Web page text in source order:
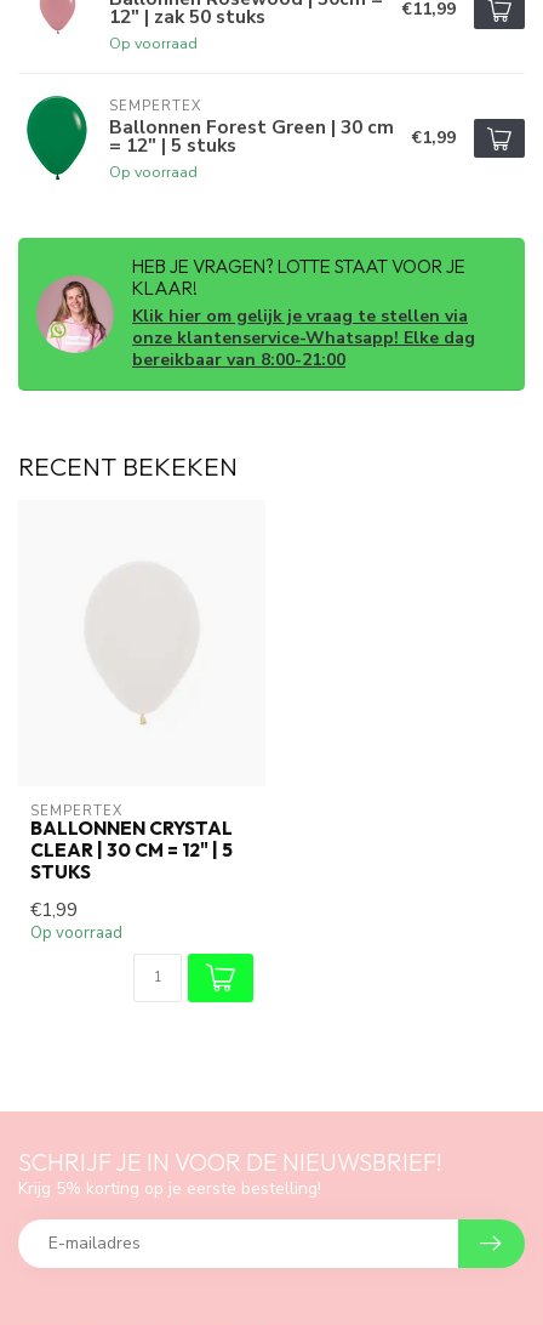
12" | zak 50 stuks
Op voorraad
€11,99
SEMPERTEX
Ballonnen Forest Green | 30 cm
= 12" | 5 stuks
Op voorraad
€1,99
HEB JE VRAGEN? LOTTE STAAT VOOR JE
KLAAR!
Klik hier om gelijk je vraag te stellen via
onze klantenservice-Whatsapp! Elke dag
bereikbaar van 8:00-21:00
RECENT BEKEKEN
SEMPERTEX
BALLONNEN CRYSTAL
CLEAR | 30 CM = 12" | 5
STUKS
€1,99
Op voorraad
SCHRIJF JE IN VOOR DE NIEUWSBRIEF!
Krijg 5% korting op je eerste bestelling!